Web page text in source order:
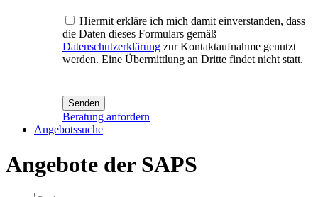
Hiermit erkläre ich mich damit einverstanden, dass
die Daten dieses Formulars gemäß
Datenschutzerklärung zur Kontaktaufnahme genutzt
werden. Eine Übermittlung an Dritte findet nicht statt.
Senden
Beratung anfordern
Angebotssuche
Angebote der SAPS